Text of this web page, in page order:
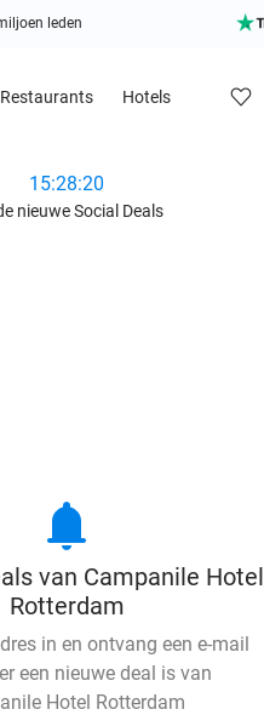
leden
Restaurants Hotels
15:28:18
nieuwe Social Deals
notifications
van Campanile Hotel
Rotterdam
in en ontvang een e-mail
een nieuwe deal is van
Hotel Rotterdam